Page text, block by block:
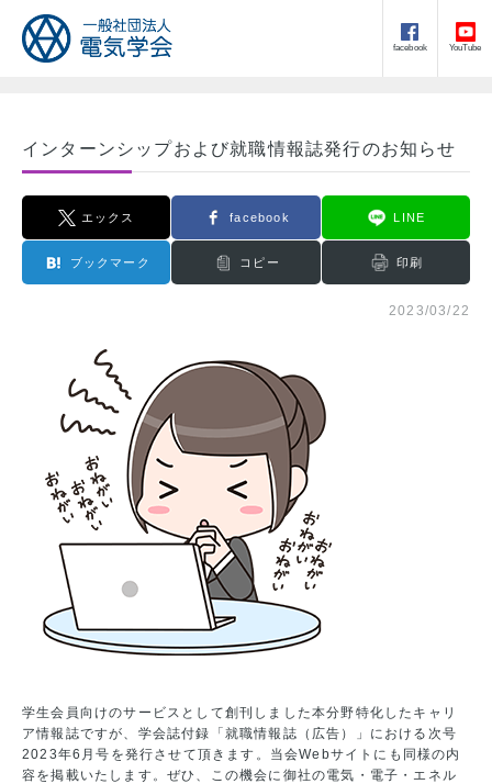
facebook YouTube
インターンシップおよび就職情報誌発行のお知らせ
エックス facebook LINE
ブックマーク コピー 印刷
2023/03/22
学生会員向けのサービスとして創刊しました本分野特化したキャリ
ア情報誌ですが、学会誌付録「就職情報誌（広告）」における次号
2023年6月号を発行させて頂きます。当会Webサイトにも同様の内
容を掲載いたします。ぜひ、この機会に御社の電気・電子・エネル